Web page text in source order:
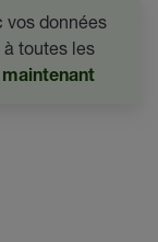
vos données
toutes les